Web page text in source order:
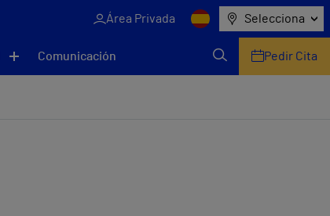
Área Privada Selecciona
Comunicación Pedir Cita